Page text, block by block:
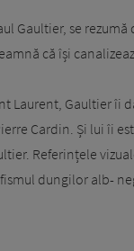
Gaultier, se
că își
Laurent, Gaultier îi
Cardin. Și lui îi
Referințele
dungilor alb-